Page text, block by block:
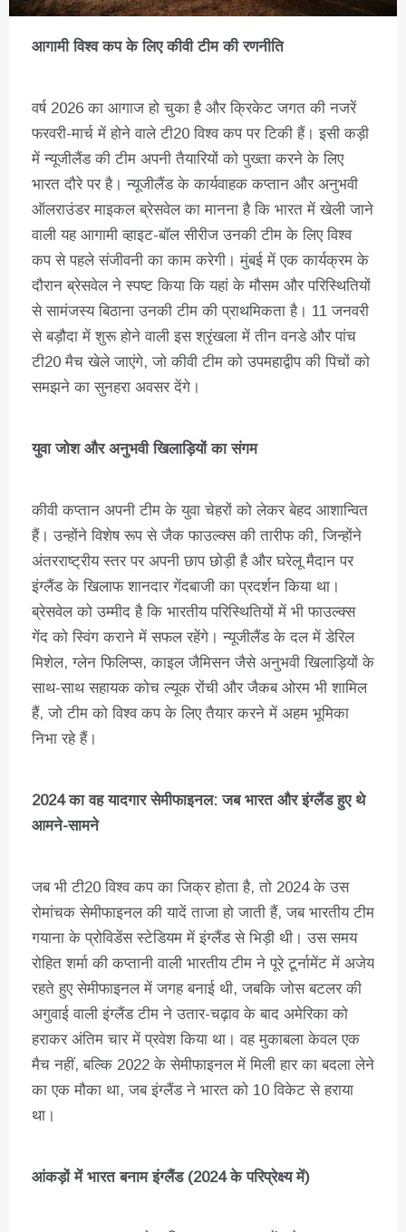
आगामी विश्व कप के लिए कीवी टीम की रणनीति
वर्ष 2026 का आगाज हो चुका है और क्रिकेट जगत की नजरें
फरवरी-मार्च में होने वाले टी20 विश्व कप पर टिकी हैं। इसी कड़ी
में न्यूजीलैंड की टीम अपनी तैयारियों को पुख्ता करने के लिए
भारत दौरे पर है। न्यूजीलैंड के कार्यवाहक कप्तान और अनुभवी
ऑलराउंडर माइकल ब्रेसवेल का मानना है कि भारत में खेली जाने
वाली यह आगामी व्हाइट-बॉल सीरीज उनकी टीम के लिए विश्व
कप से पहले संजीवनी का काम करेगी। मुंबई में एक कार्यक्रम के
दौरान ब्रेसवेल ने स्पष्ट किया कि यहां के मौसम और परिस्थितियों
से सामंजस्य बिठाना उनकी टीम की प्राथमिकता है। 11 जनवरी
से बड़ौदा में शुरू होने वाली इस श्रृंखला में तीन वनडे और पांच
टी20 मैच खेले जाएंगे, जो कीवी टीम को उपमहाद्वीप की पिचों को
समझने का सुनहरा अवसर देंगे।
युवा जोश और अनुभवी खिलाड़ियों का संगम
कीवी कप्तान अपनी टीम के युवा चेहरों को लेकर बेहद आशान्वित
हैं। उन्होंने विशेष रूप से जैक फाउल्क्स की तारीफ की, जिन्होंने
अंतरराष्ट्रीय स्तर पर अपनी छाप छोड़ी है और घरेलू मैदान पर
इंग्लैंड के खिलाफ शानदार गेंदबाजी का प्रदर्शन किया था।
ब्रेसवेल को उम्मीद है कि भारतीय परिस्थितियों में भी फाउल्क्स
गेंद को स्विंग कराने में सफल रहेंगे। न्यूजीलैंड के दल में डेरिल
मिशेल, ग्लेन फिलिप्स, काइल जैमिसन जैसे अनुभवी खिलाड़ियों के
साथ-साथ सहायक कोच ल्यूक रोंची और जैकब ओरम भी शामिल
हैं, जो टीम को विश्व कप के लिए तैयार करने में अहम भूमिका
निभा रहे हैं।
2024 का वह यादगार सेमीफाइनल: जब भारत और इंग्लैंड हुए थे
आमने-सामने
जब भी टी20 विश्व कप का जिक्र होता है, तो 2024 के उस
रोमांचक सेमीफाइनल की यादें ताजा हो जाती हैं, जब भारतीय टीम
गयाना के प्रोविडेंस स्टेडियम में इंग्लैंड से भिड़ी थी। उस समय
रोहित शर्मा की कप्तानी वाली भारतीय टीम ने पूरे टूर्नामेंट में अजेय
रहते हुए सेमीफाइनल में जगह बनाई थी, जबकि जोस बटलर की
अगुवाई वाली इंग्लैंड टीम ने उतार-चढ़ाव के बाद अमेरिका को
हराकर अंतिम चार में प्रवेश किया था। वह मुकाबला केवल एक
मैच नहीं, बल्कि 2022 के सेमीफाइनल में मिली हार का बदला लेने
का एक मौका था, जब इंग्लैंड ने भारत को 10 विकेट से हराया
था।
आंकड़ों में भारत बनाम इंग्लैंड (2024 के परिप्रेक्ष्य में)